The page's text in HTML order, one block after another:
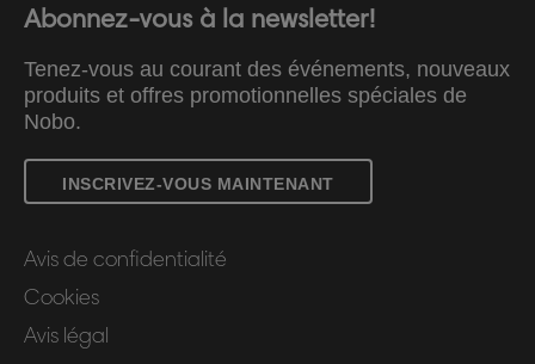
Abonnez-vous à la newsletter!
Tenez-vous au courant des événements, nouveaux
produits et offres promotionnelles spéciales de
Nobo.
INSCRIVEZ-VOUS MAINTENANT
Avis de confidentialité
Cookies
Avis légal